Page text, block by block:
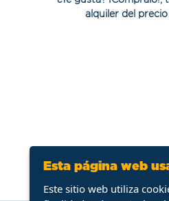
alquiler del
Esta página web
Este sitio web utiliza